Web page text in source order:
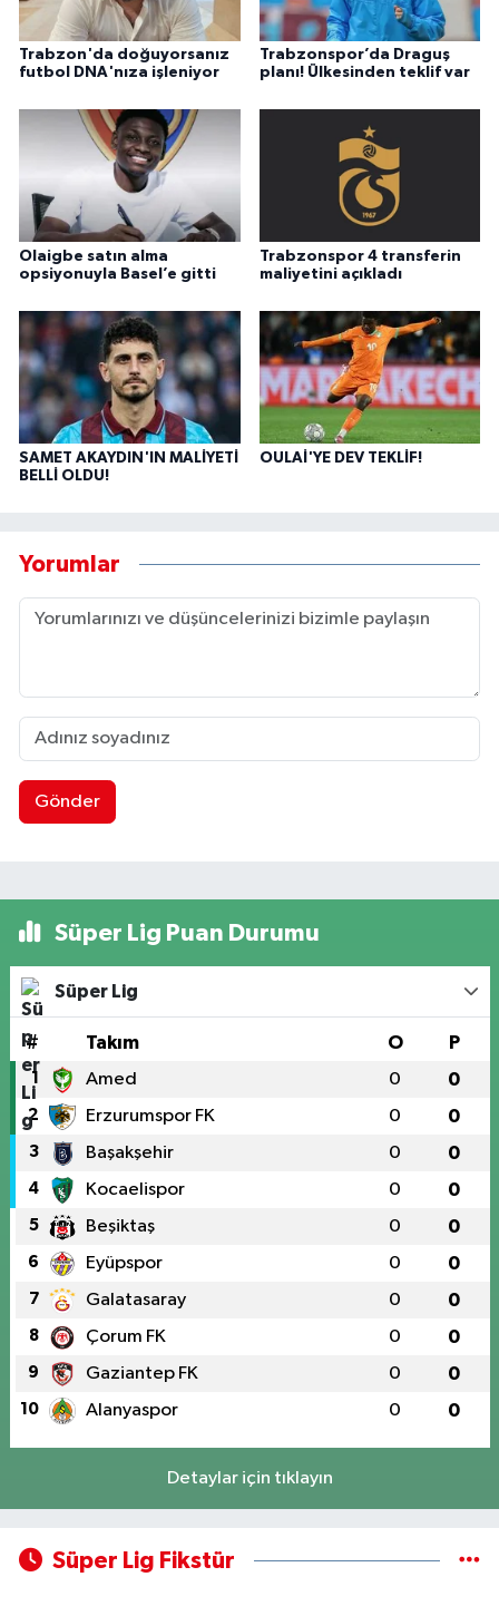
Trabzon'da doğuyorsanız
futbol DNA'nıza işleniyor
Trabzonspor’da Draguş
planı! Ülkesinden teklif var
Olaigbe satın alma
opsiyonuyla Basel’e gitti
Trabzonspor 4 transferin
maliyetini açıkladı
SAMET AKAYDIN'IN MALİYETİ
BELLİ OLDU!
OULAİ'YE DEV TEKLİF!
Yorumlar
Gönder
Süper Lig Puan Durumu
Süper Lig
# Takım O P
1 Amed 0 0
2 Erzurumspor FK 0 0
3 Başakşehir 0 0
4 Kocaelispor 0 0
5 Beşiktaş 0 0
6 Eyüpspor 0 0
7 Galatasaray 0 0
8 Çorum FK 0 0
9 Gaziantep FK 0 0
10 Alanyaspor 0 0
Detaylar için tıklayın
Süper Lig Fikstür